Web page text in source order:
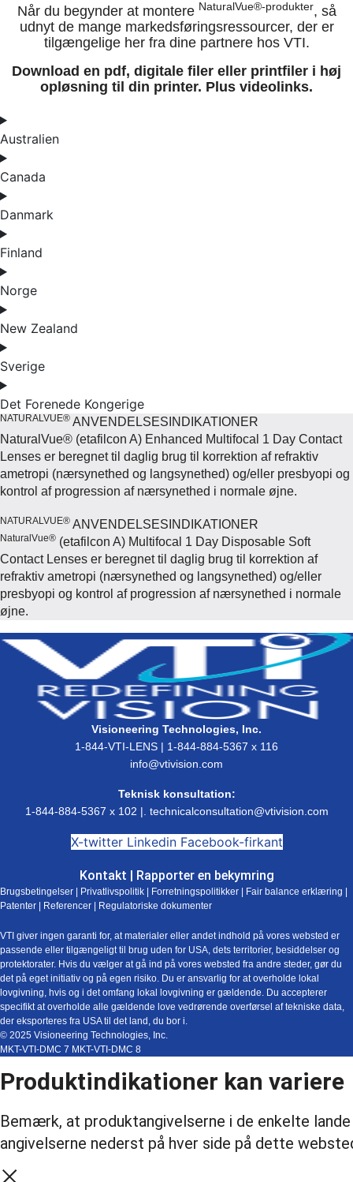
Når du begynder at montere NaturalVue®-produkter, så
udnyt de mange markedsføringsressourcer, der er
tilgængelige her fra dine partnere hos VTI.
Download en pdf, digitale filer eller printfiler i høj
opløsning til din printer. Plus videolinks.
Australien
Canada
Danmark
Finland
Norge
New Zealand
Sverige
Det Forenede Kongerige
NATURALVUE® ANVENDELSESINDIKATIONER
NaturalVue® (etafilcon A) Enhanced Multifocal 1 Day Contact
Lenses er beregnet til daglig brug til korrektion af refraktiv
ametropi (nærsynethed og langsynethed) og/eller presbyopi og
kontrol af progression af nærsynethed i normale øjne.
NATURALVUE® ANVENDELSESINDIKATIONER
NaturalVue® (etafilcon A) Multifocal 1 Day Disposable Soft
Contact Lenses er beregnet til daglig brug til korrektion af
refraktiv ametropi (nærsynethed og langsynethed) og/eller
presbyopi og kontrol af progression af nærsynethed i normale
øjne.
Visioneering Technologies, Inc.
1-844-VTI-LENS | 1-844-884-5367 x 116
info@vtivision.com
Teknisk konsultation:
1-844-884-5367 x 102 |. technicalconsultation@vtivision.com
X-twitter Linkedin Facebook-firkant
Kontakt | Rapporter en bekymring
Brugsbetingelser Privatlivspolitik Forretningspolitikker Fair balance erklæring
Patenter
Referencer Regulatoriske dokumenter
VTI giver ingen garanti for, at materialer eller andet indhold på vores websted er
passende eller tilgængeligt til brug uden for USA, dets territorier, besiddelser og
protektorater. Hvis du vælger at gå ind på vores websted fra andre steder, gør du
det på eget initiativ og på egen risiko. Du er ansvarlig for at overholde lokal
lovgivning, hvis og i det omfang lokal lovgivning er gældende. Du accepterer
specifikt at overholde alle gældende love vedrørende overførsel af tekniske data,
der eksporteres fra USA til det land, du bor i.
© 2025 Visioneering Technologies, Inc.
MKT-VTI-DMC 7 MKT-VTI-DMC 8
Produktindikationer kan variere
Bemærk, at produktangivelserne i de enkelte
angivelserne nederst på hver side på dette